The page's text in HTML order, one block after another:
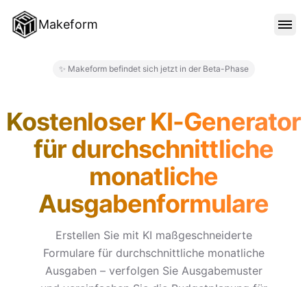
Makeform
BLOG
PREISE
ANMELDEN
✨ Makeform befindet sich jetzt in der Beta-Phase
Kostenloser KI-Generator
für durchschnittliche
monatliche
Ausgabenformulare
Erstellen Sie mit KI maßgeschneiderte
Formulare für durchschnittliche monatliche
Ausgaben – verfolgen Sie Ausgabemuster